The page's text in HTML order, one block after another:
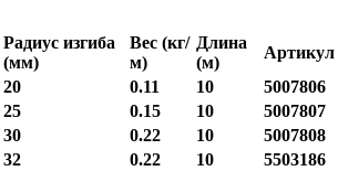
Радиус изгиба
(мм)
Вес (кг/
м)
Длина
(м)
Артикул
20
0.11 10 5007806
25
0.15 10 5007807
30
0.22 10 5007808
32
0.22 10 5503186